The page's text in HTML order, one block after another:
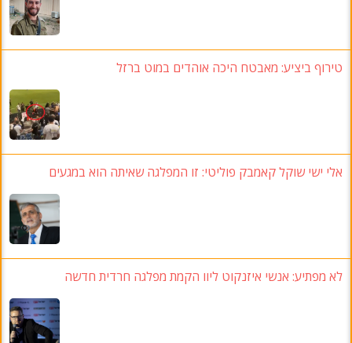
טירוף ביציע: מאבטח היכה אוהדים במוט ברזל
אלי ישי שוקל קאמבק פוליטי: זו המפלגה שאיתה הוא במגעים
לא מפתיע: אנשי איזנקוט ליוו הקמת מפלגה חרדית חדשה